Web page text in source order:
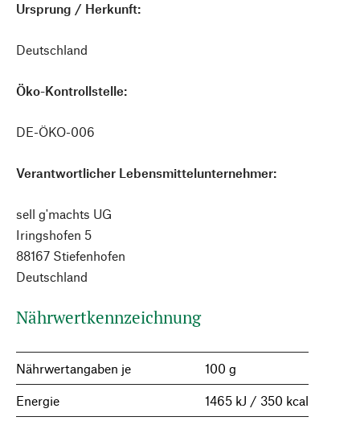
Ursprung / Herkunft:
Deutschland
Öko-Kontrollstelle:
DE-ÖKO-006
Verantwortlicher Lebensmittelunternehmer:
sell g'machts UG
Iringshofen 5
88167 Stiefenhofen
Deutschland
Nährwertkennzeichnung
Nährwertangaben je 100 g
Energie 1465 kJ / 350 kcal